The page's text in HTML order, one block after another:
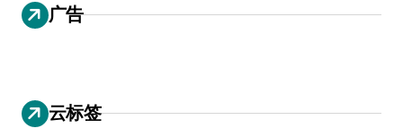
广告
云标签